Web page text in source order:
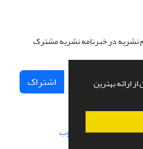
ارائه بهترین
نشریه در خبرنامه نشریه مشترک
اشتراک
و پیاده سازی از سیناوب